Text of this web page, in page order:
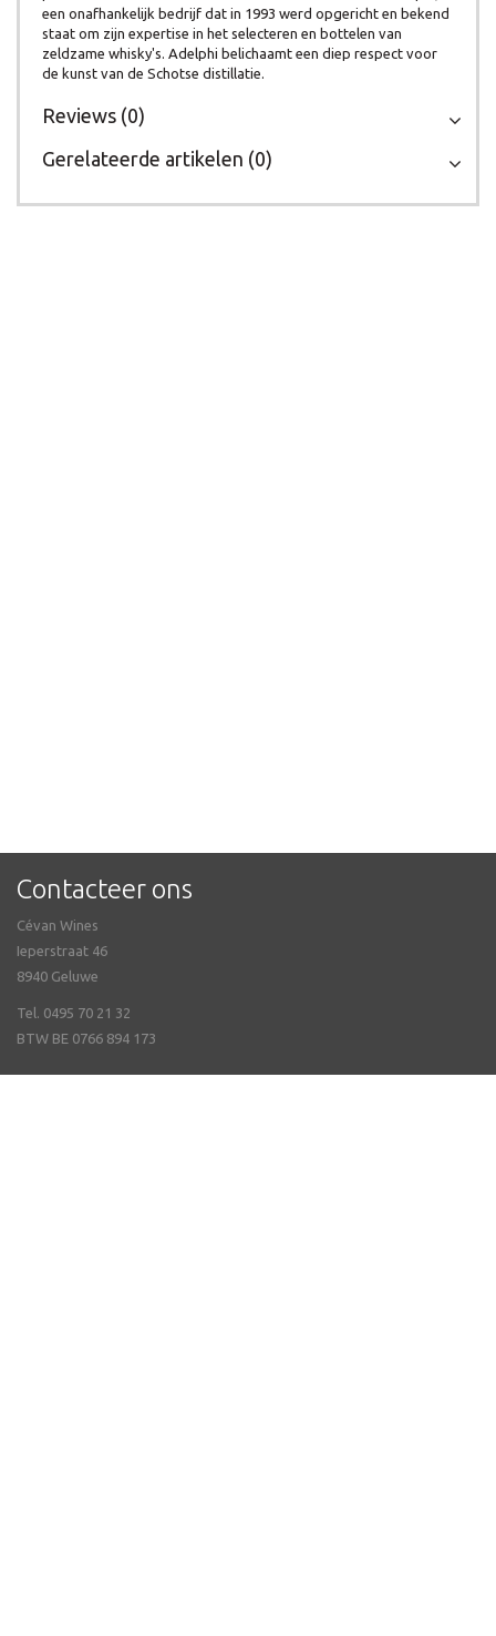
een onafhankelijk bedrijf dat in 1993 werd opgericht en bekend
staat om zijn expertise in het selecteren en bottelen van
zeldzame whisky's. Adelphi belichaamt een diep respect voor
de kunst van de Schotse distillatie.
Reviews (0)
Gerelateerde artikelen (0)
Contacteer ons
Cévan Wines
Ieperstraat 46
8940 Geluwe
Tel. 0495 70 21 32
BTW BE 0766 894 173